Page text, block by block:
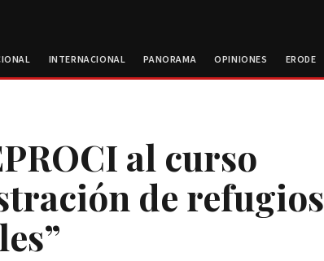
INTERNACIONAL PANORAMA OPINIONES ERODE
al curso
de refugios